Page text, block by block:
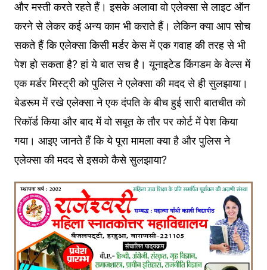
और मस्ती करते रहते हैं। इसके अलावा वो एलेक्सा से लाइट ऑन
करने से लेकर कई अन्य काम भी कराते हैं। लेकिन क्या आप सोच
सकते हैं कि एलेक्सा किसी मर्डर केस में एक गवाह की तरह से भी
पेश हो सकता है? हां ये बात सच है। यूनाइटेड किंगडम के वेल्स में
एक मर्डर मिस्ट्री को पुलिस ने एलेक्सा की मदद से ही सुलझाया।
बेडरूम में रखे एलेक्सा ने एक दंपति के बीच हुई सारी बातचीत को
रिकॉर्ड किया और बाद में वो सबूत के तौर पर कोर्ट में पेश किया
गया। आइए जानते हैं कि ये पूरा मामला क्या है और पुलिस ने
एलेक्सा की मदद से इसको कैसे सुलझाया?